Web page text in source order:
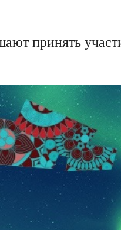
принять